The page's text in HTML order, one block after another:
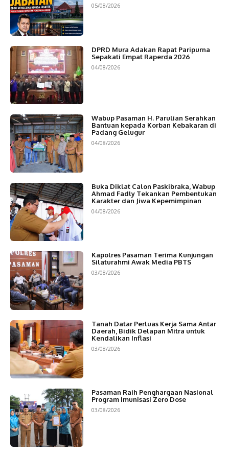
05/08/2026
DPRD Mura Adakan Rapat Paripurna
Sepakati Empat Raperda 2026
04/08/2026
Wabup Pasaman H. Parulian Serahkan
Bantuan kepada Korban Kebakaran di
Padang Gelugur
04/08/2026
Buka Diklat Calon Paskibraka, Wabup
Ahmad Fadly Tekankan Pembentukan
Karakter dan Jiwa Kepemimpinan
04/08/2026
Kapolres Pasaman Terima Kunjungan
Silaturahmi Awak Media PBTS
03/08/2026
Tanah Datar Perluas Kerja Sama Antar
Daerah, Bidik Delapan Mitra untuk
Kendalikan Inflasi
03/08/2026
Pasaman Raih Penghargaan Nasional
Program Imunisasi Zero Dose
03/08/2026